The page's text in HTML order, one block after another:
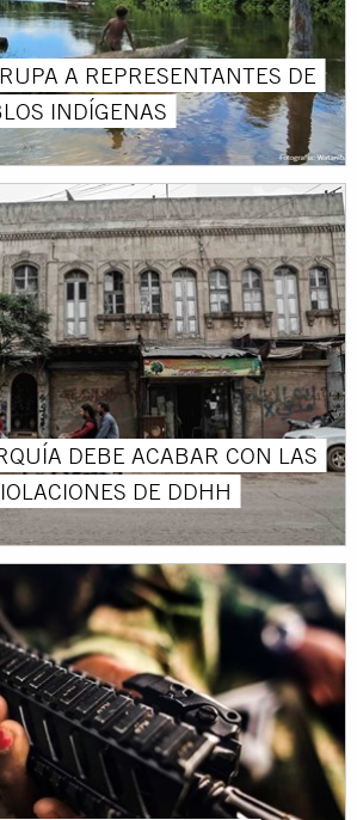
A REPRESENTANTES DE
INDÍGENAS
DEBE ACABAR CON LAS
DE DDHH